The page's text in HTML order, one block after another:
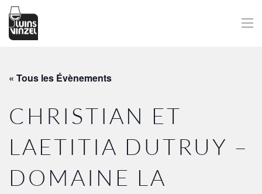
Passer au contenu principal
« Tous les Évènements
CHRISTIAN ET
LAETITIA DUTRUY –
DOMAINE LA